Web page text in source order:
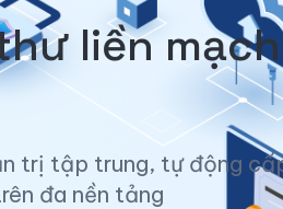
liền mạch
trị tập trung, tự động
đa nền tảng